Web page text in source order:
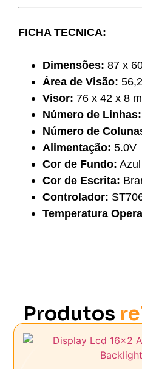
FICHA TECNICA:
Dimensões: 87 x
Área de Visão:
Visor: 76 x 42 x 8
Número de Linhas:
Número de
Alimentação: 5.0V
Cor de Fundo: Azul
Cor de Escrita:
Controlador:
Temperatura
Produtos